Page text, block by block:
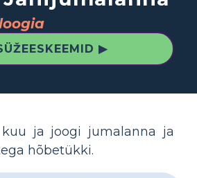
▶
ja joogi jumalanna ja
hõbetükki.